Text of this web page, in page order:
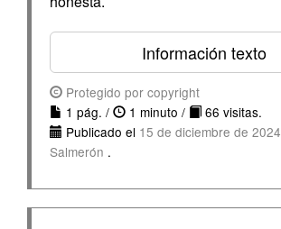
Información texto
Protegido por copyright
1 pág. /
1 minuto /
66 visitas.
Publicado el 15 de diciembre de 2024
Salmerón .